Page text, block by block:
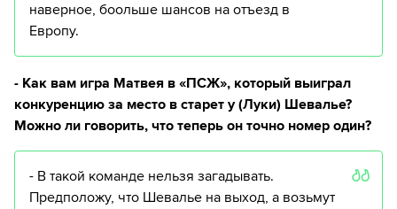
наверное, боольше шансов на отъезд в
Европу.
- Как вам игра Матвея в «ПСЖ», который выиграл
конкуренцию за место в старет у (Луки) Шевалье?
Можно ли говорить, что теперь он точно номер один?
- В такой команде нельзя загадывать.
Предположу, что Шевалье на выход, а возьмут